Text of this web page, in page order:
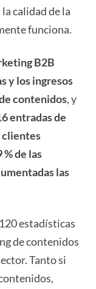
calidad de la
funciona.
B2B
y los ingresos
contenidos, y
entradas de
clientes
% de las
las
estadísticas
de contenidos
Tanto si